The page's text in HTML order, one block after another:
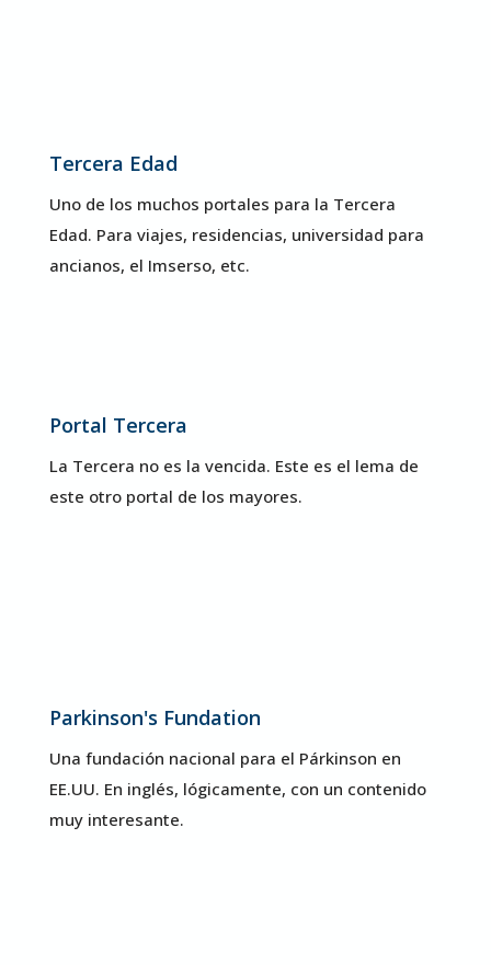
Tercera Edad
Uno de los muchos portales para la Tercera
Edad. Para viajes, residencias, universidad para
ancianos, el Imserso, etc.
Portal Tercera
La Tercera no es la vencida. Este es el lema de
este otro portal de los mayores.
Parkinson's Fundation
Una fundación nacional para el Párkinson en
EE.UU. En inglés, lógicamente, con un contenido
muy interesante.